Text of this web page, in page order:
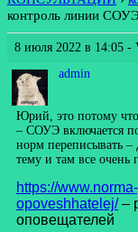
контроль линии
8 июля 2022 в 14:05 -
admin
Юрий, это потому
– СОУЭ включается
норм переписывать –
тему и там все очень
https://
opoveshhatelej/–
оповещателей